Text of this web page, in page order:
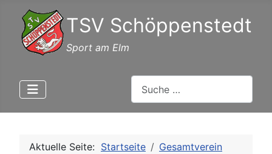
TSV Schöppenstedt
Sport am Elm
Aktuelle Seite: Startseite
Gesamtverein